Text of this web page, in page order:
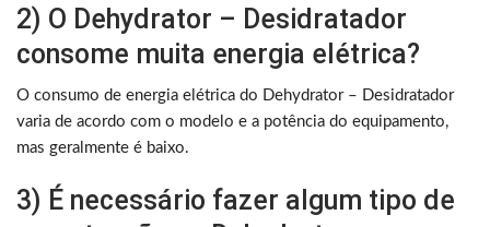
2) O Dehydrator – Desidratador
consome muita energia elétrica?
O consumo de energia elétrica do Dehydrator – Desidratador
varia de acordo com o modelo e a potência do equipamento,
mas geralmente é baixo.
3) É necessário fazer algum tipo de